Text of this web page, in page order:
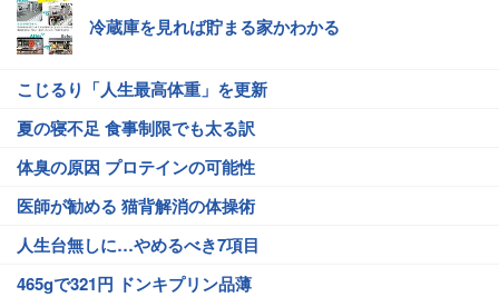
冷蔵庫を見れば貯まる家かわかる
こじるり「人生最高体重」を更新
夏の寝不足 食事制限でも太る訳
体臭の原因 プロテインの可能性
医師が勧める 猫背解消の体操術
人生台無しに…やめるべき7項目
465gで321円 ドンキプリン品薄